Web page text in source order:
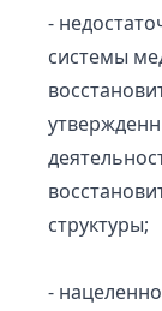
-
системы
структуры;
-